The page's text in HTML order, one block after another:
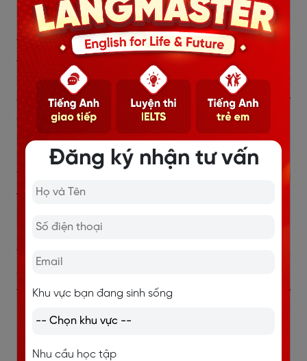
Do you dare to do this
Ý nghĩa: Anh có dám thử không, dám đối mặt với tình
yêu và sự tức giận của em sau này không. Nó giống
như một thứ ma thuật vậy, em có thể trở thành một
chú ngựa đen tấn công anh bất kỳ khi nào anh có ý
định khác ngoài tình yêu thật lòng.
Mark my word
Ý nghĩa: Nhớ tới lời của em, nhớ những điều em đã nói
và cận thận trong hành động của mình
A bird without a cage
Ý nghĩa: Như một chú chim được tự do bay lượn. Ở
đây, cô gái muốn các chàng trai biết rằng, khi yêu cô
thật lòng sẽ vô cùng hạnh phúc, nhẹ nhàng và bay
Đăng ký nhận tư vấn
Khu vực bạn đang sinh sống
Nhu cầu học tập